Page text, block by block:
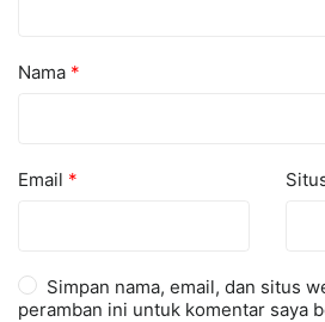
Nama *
Email *
Simpan nama, email, dan situs
peramban ini untuk komentar saya